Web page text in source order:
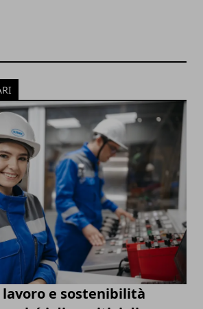
lavoro e sostenibilità